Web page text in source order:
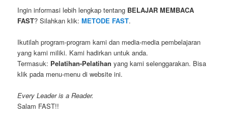
Ingin informasi lebih lengkap tentang BELAJAR MEMBACA
FAST? Silahkan klik:METODE FAST.
Ikutilah program-program kami dan media-media pembelajaran
yang kami miliki. Kami hadirkan untuk anda.
Termasuk: Pelatihan-Pelatihan yang kami selenggarakan. Bisa
klik pada menu-menu di website ini.
Every Leader is a Reader.
Salam FAST!!